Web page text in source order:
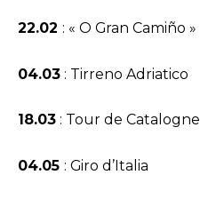
22.02 : « O Gran Camiño »
04.03 : Tirreno Adriatico
18.03 : Tour de Catalogne
04.05 : Giro d’Italia